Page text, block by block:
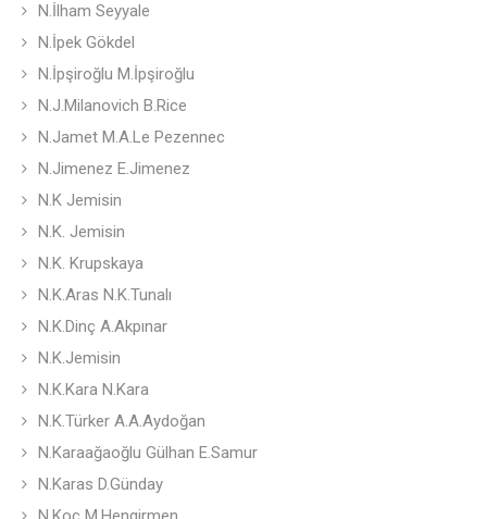
N.İlham Seyyale
N.İpek Gökdel
N.İpşiroğlu M.İpşiroğlu
N.J.Milanovich B.Rice
N.Jamet M.A.Le Pezennec
N.Jimenez E.Jimenez
N.K Jemisin
N.K. Jemisin
N.K. Krupskaya
N.K.Aras N.K.Tunalı
N.K.Dinç A.Akpınar
N.K.Jemisin
N.K.Kara N.Kara
N.K.Türker A.A.Aydoğan
N.Karaağaoğlu Gülhan E.Samur
N.Karas D.Günday